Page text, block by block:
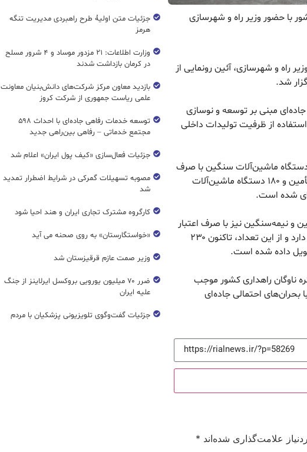
با حضور وزیر راه و شهرسازی
راه و شهرسازی، آئین رونمایی از
شد.
مبنی بر توسعه و نوسازی
از ظرفیت تولیدات داخلی
اساس این گزارش، از مجموع قرارداد واردات ۷۳۰ دستگاه ماشین‌آلات سنگین با صرف
اعتبار ۱۴ همت، تاکنون ۴۳۰ دستگاه ناوگان وارداتی تأمین و ۱۸۰ دستگاه ماشین‌آلات
شده است.
سنگین و نیمه‌سنگین نیز با صرف اعتبار
۳.۵ همت از محل تولیدات داخلی در دستور کار قرار دارد و از این تعداد، تاکنون ۲۳۰
داده شده است.
ناوگان راهداری کشور موجب
بحران‌های احتمالی جاده‌ای
علامت‌گذاری شده‌اند *
جزئیات متن اولیۀ طرح راهبردی مدیریت تنگه
هرمز
وزارت اطلاعات: ۲۱ مزدور موساد و ۴ شرور مسلح
در کرمان بازداشت شدند
بازدید معاون مرکز شرکت‌های دانش‌بنیان معاونت
علمی ریاست جمهوری از شرکت کروز
توسعه خدمات رفاهی جاده‌ای با احداث ۵۹۸
مجتمع خدماتی – رفاهی بین‌راهی جدید
جزئیات فعال‌سازی «کیف پول ایران» اعلام شد
مصوبه تسهیلات گمرکی در شرایط اضطرار تمدید
شد
کارگروه مشترک تجاری ایران و هند احیا شود
«خواستگارستان» به روی صحنه می آید
وزیر صمت عازم قرقیزستان شد
ضرر ۷۰ میلیون یورویی بروکسل ایرلاینز از جنگ
علیه ایران
جزئیات گفت‌وگوی تلویزیونی پزشکیان با مردم